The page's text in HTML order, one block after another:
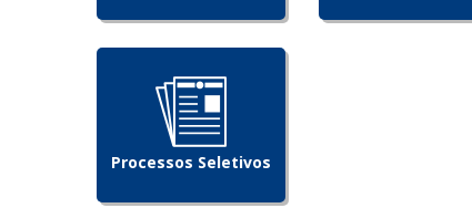
Processos Seletivos